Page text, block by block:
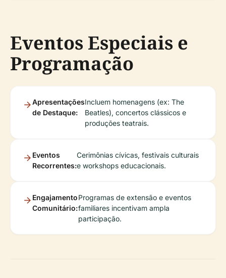
Eventos Especiais e
Programação
Apresentações
de Destaque:
Incluem homenagens (ex: The
Beatles), concertos clássicos e
produções teatrais.
Eventos
Recorrentes:
Cerimônias cívicas, festivais culturais
e workshops educacionais.
Engajamento
Comunitário:
Programas de extensão e eventos
familiares incentivam ampla
participação.